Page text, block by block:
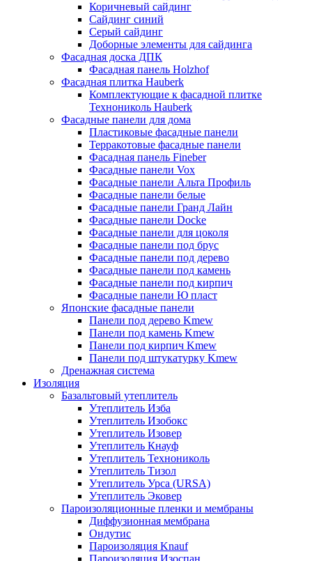
Коричневый сайдинг
Сайдинг синий
Серый сайдинг
Доборные элементы для сайдинга
Фасадная доска ДПК
Фасадная панель Holzhof
Фасадная плитка Hauberk
Комплектующие к фасадной плитке
Технониколь Hauberk
Фасадные панели для дома
Пластиковые фасадные панели
Терракотовые фасадные панели
Фасадная панель Fineber
Фасадные панели Vox
Фасадные панели Альта Профиль
Фасадные панели белые
Фасадные панели Гранд Лайн
Фасадные панели Docke
Фасадные панели для цоколя
Фасадные панели под брус
Фасадные панели под дерево
Фасадные панели под камень
Фасадные панели под кирпич
Фасадные панели Ю пласт
Японские фасадные панели
Панели под дерево Kmew
Панели под камень Kmew
Панели под кирпич Kmew
Панели под штукатурку Kmew
Дренажная система
Изоляция
Базальтовый утеплитель
Утеплитель Изба
Утеплитель Изобокс
Утеплитель Изовер
Утеплитель Кнауф
Утеплитель Технониколь
Утеплитель Тизол
Утеплитель Урса (URSA)
Утеплитель Эковер
Пароизоляционные пленки и мембраны
Диффузионная мембрана
Ондутис
Пароизоляция Knauf
Пароизоляция Изоспан